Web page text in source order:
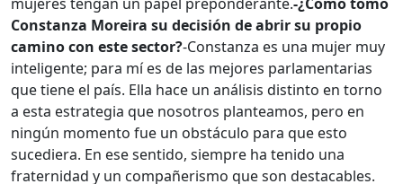
Constanza Moreira su decisión de abrir su propio
camino con este sector?-Constanza es una mujer muy
inteligente; para mí es de las mejores parlamentarias
que tiene el país. Ella hace un análisis distinto en torno
a esta estrategia que nosotros planteamos, pero en
ningún momento fue un obstáculo para que esto
sucediera. En ese sentido, siempre ha tenido una
fraternidad y un compañerismo que son destacables.